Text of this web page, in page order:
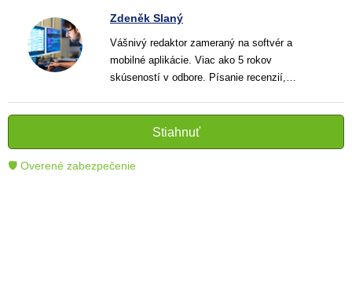
Zdeněk Slaný
Vášnivý redaktor zameraný na softvér a
mobilné aplikácie. Viac ako 5 rokov
skúseností v odbore. Písanie recenzií,
informatívnych textov, ktoré pomáhajú
čitateľom lepšie porozumieť a využiť moderné
technológie.
Stiahnuť
🛡 Overené zabezpečenie